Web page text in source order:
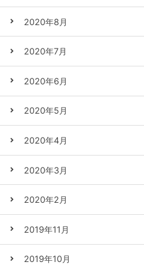
2020年8月
2020年7月
2020年6月
2020年5月
2020年4月
2020年3月
2020年2月
2019年11月
2019年10月